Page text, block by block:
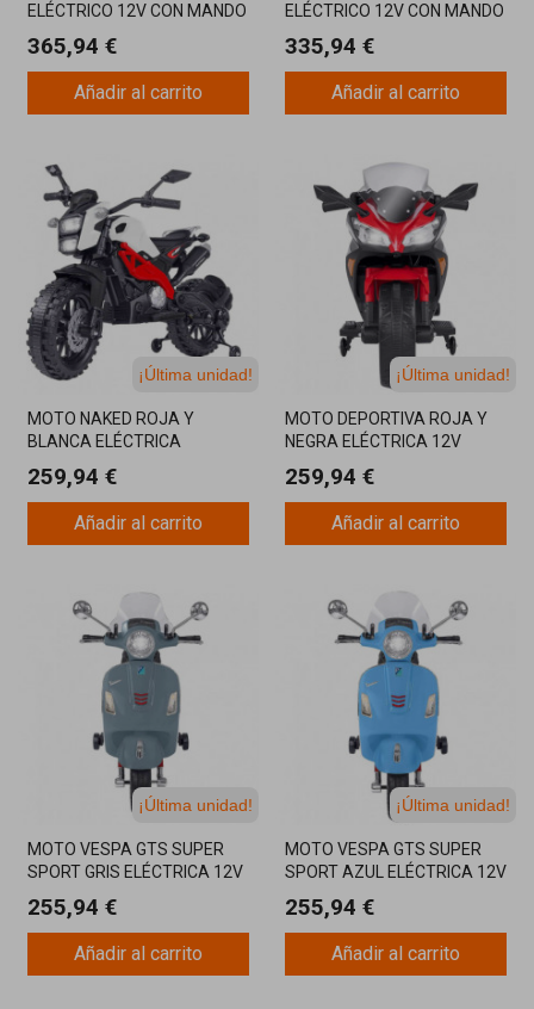
ELÉCTRICO 12V CON MANDO
365,94 €
Añadir al carrito
ELÉCTRICO 12V CON MANDO
335,94 €
Añadir al carrito
¡Última unidad!
MOTO NAKED ROJA Y
BLANCA ELÉCTRICA
259,94 €
Añadir al carrito
¡Última unidad!
MOTO DEPORTIVA ROJA Y
NEGRA ELÉCTRICA 12V
259,94 €
Añadir al carrito
¡Última unidad!
MOTO VESPA GTS SUPER
SPORT GRIS ELÉCTRICA 12V
255,94 €
Añadir al carrito
¡Última unidad!
MOTO VESPA GTS SUPER
SPORT AZUL ELÉCTRICA 12V
255,94 €
Añadir al carrito